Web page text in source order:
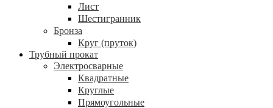
Лист
Шестигранник
Бронза
Круг (пруток)
Трубный прокат
Электросварные
Квадратные
Круглые
Прямоугольные